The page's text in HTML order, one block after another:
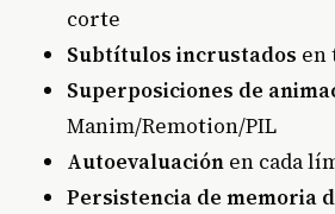
corte
Subtítulos incrustados en
Superposiciones de
Manim/Remotion/PIL
Autoevaluación en cada
Persistencia de memoria